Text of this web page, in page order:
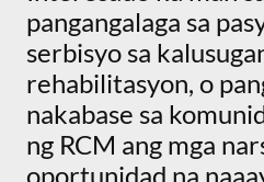
pangangalaga sa
serbisyo sa
rehabilitasyon, o
nakabase sa
ng RCM ang mga
oportunidad na